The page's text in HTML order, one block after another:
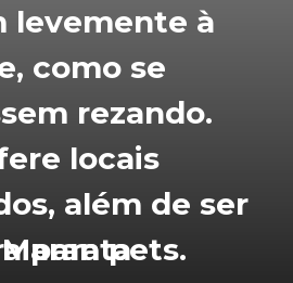
levemente à
como se
rezando.
locais
além de ser
para pets.